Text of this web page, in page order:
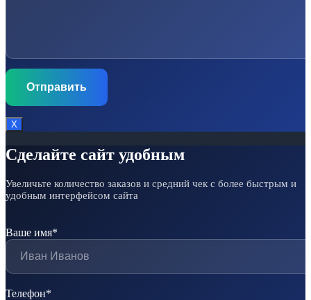
Х
Сделайте сайт удобным
Увеличьте количество заказов и средний чек с более быстрым и
удобным интерфейсом сайта
Ваше имя*
Телефон*